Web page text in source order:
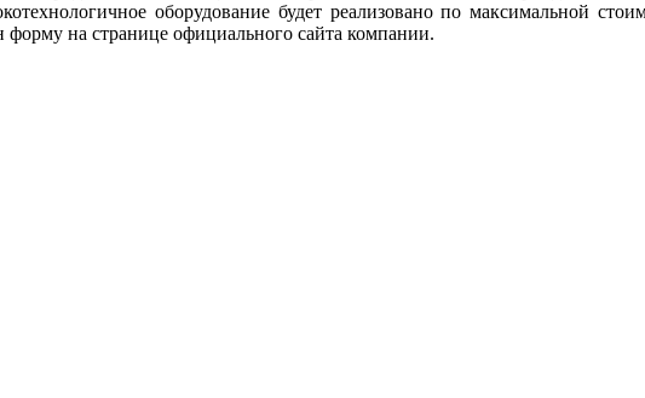
оборудование будет реализовано по максимальной
на странице официального сайта компании.